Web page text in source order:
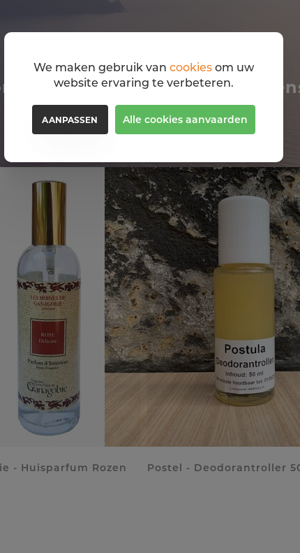
deze abdijproducten ook
- Huisparfum Rozen
Postel - Deodorantroller
We maken gebruik van cookies om uw
website ervaring te verbeteren.
AANPASSEN Alle cookies aanvaarden